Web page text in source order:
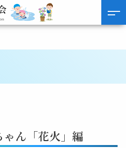
ん「花火」編